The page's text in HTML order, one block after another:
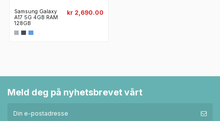
Samsung Galaxy
A17 5G 4GB RAM
128GB
kr 2,690.00
Meld deg på nyhetsbrevet vårt